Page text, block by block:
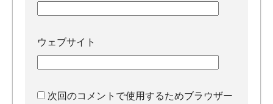
ウェブサイト
次回のコメントで使用するためブラウザー